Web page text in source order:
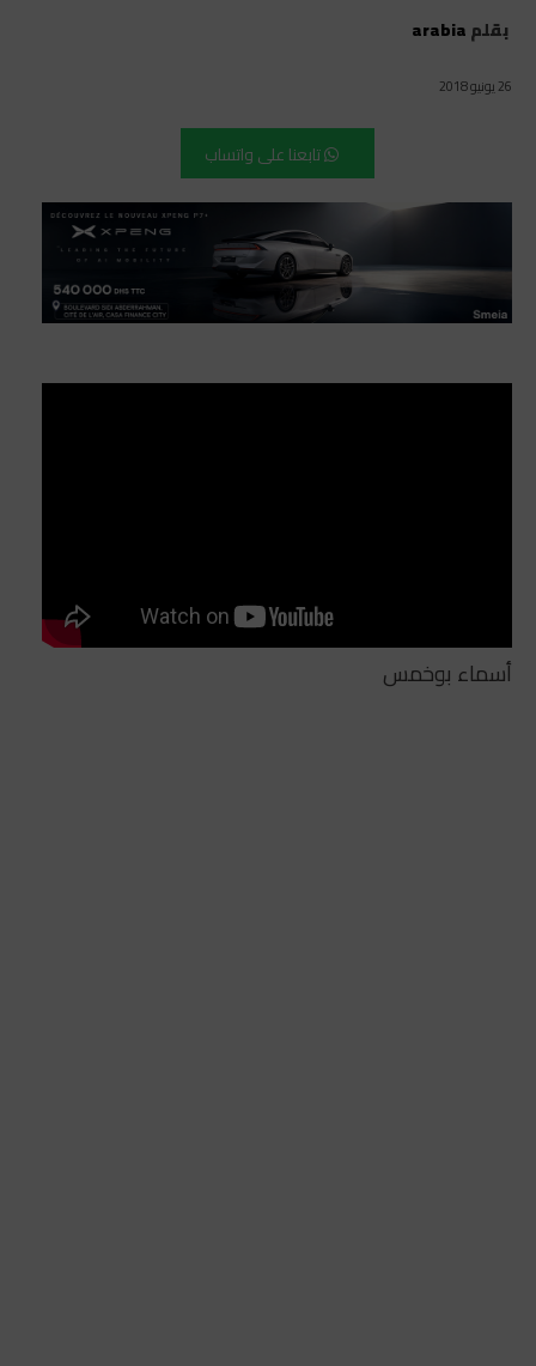
بقلمarabia
26 يونيو 2018
تابعنا على واتساب
أسماء بوخمس